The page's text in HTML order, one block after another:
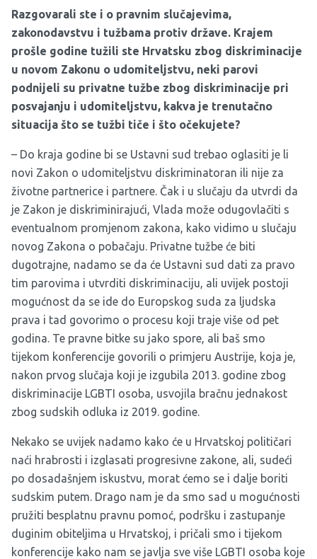
Razgovarali ste i o pravnim slučajevima,
zakonodavstvu i tužbama protiv države. Krajem
prošle godine tužili ste Hrvatsku zbog diskriminacije
u novom Zakonu o udomiteljstvu, neki parovi
podnijeli su privatne tužbe zbog diskriminacije pri
posvajanju i udomiteljstvu, kakva je trenutačno
situacija što se tužbi tiče i što očekujete?
– Do kraja godine bi se Ustavni sud trebao oglasiti je li
novi Zakon o udomiteljstvu diskriminatoran ili nije za
životne partnerice i partnere. Čak i u slučaju da utvrdi da
je Zakon je diskriminirajući, Vlada može odugovlačiti s
eventualnom promjenom zakona, kako vidimo u slučaju
novog Zakona o pobačaju. Privatne tužbe će biti
dugotrajne, nadamo se da će Ustavni sud dati za pravo
tim parovima i utvrditi diskriminaciju, ali uvijek postoji
mogućnost da se ide do Europskog suda za ljudska
prava i tad govorimo o procesu koji traje više od pet
godina. Te pravne bitke su jako spore, ali baš smo
tijekom konferencije govorili o primjeru Austrije, koja je,
nakon prvog slučaja koji je izgubila 2013. godine zbog
diskriminacije LGBTI osoba, usvojila bračnu jednakost
zbog sudskih odluka iz 2019. godine.
Nekako se uvijek nadamo kako će u Hrvatskoj političari
naći hrabrosti i izglasati progresivne zakone, ali, sudeći
po dosadašnjem iskustvu, morat ćemo se i dalje boriti
sudskim putem. Drago nam je da smo sad u mogućnosti
pružiti besplatnu pravnu pomoć, podršku i zastupanje
duginim obiteljima u Hrvatskoj, i pričali smo i tijekom
konferencije kako nam se javlja sve više LGBTI osoba koje